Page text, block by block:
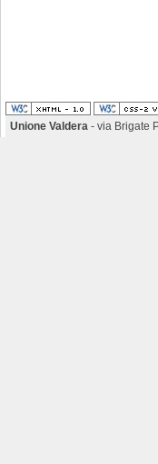
Unione Valdera - via Brigate